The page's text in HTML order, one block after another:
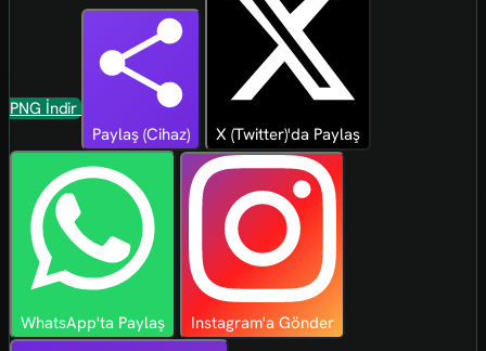
PNG İndir
Paylaş (Cihaz)
X (Twitter)'da Paylaş
WhatsApp'ta Paylaş Instagram'a Gönder